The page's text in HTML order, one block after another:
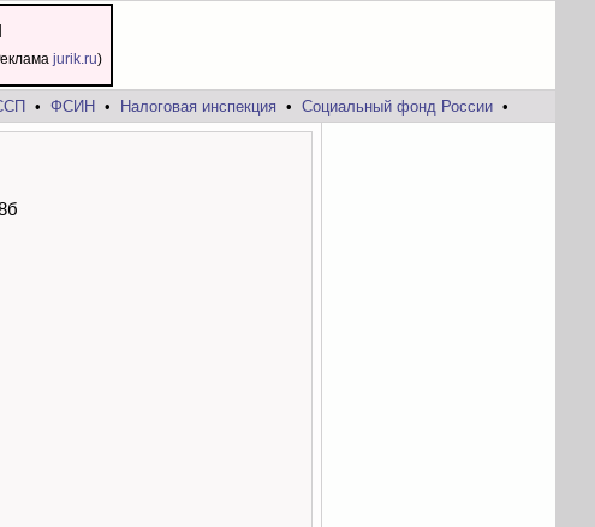
jurik.ru)
• ФСИН • Налоговая инспекция • Социальный фонд России •